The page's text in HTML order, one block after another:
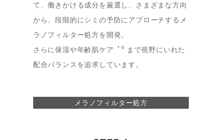
て、働きかける成分を厳選し、さまざまな方向
から、段階的にシミの予防にアプローチするメ
ラノフィルター処方を開発。
さらに保湿や年齢肌ケア
＊6
まで視野にいれた
配合バランスを追求しています。
メラノフィルター処方